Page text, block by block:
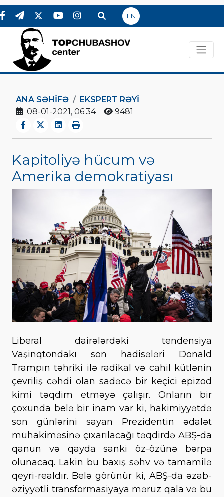
EN
ANA SƏHIFƏ
EKSPERT RƏYI
08-01-2021, 06:34
9481
Kapitoliyə hücum və
Amerika demokratiyası
Liberal dairələrdəki tendensiya
Vaşinqtondakı son hadisələri Donald
Trampın təhriki ilə radikal və cahil kütlənin
çevriliş cəhdi olan sadəcə bir keçici epizod
kimi təqdim etməyə çalışır. Onların bir
çoxunda belə bir inam var ki, hakimiyyətdə
son günlərini sayan Prezidentin ədalət
mühakiməsinə çıxarılacağı təqdirdə ABŞ-da
qanun və qayda sanki öz-özünə bərpa
olunacaq. Lakin bu baxış səhv və tamamilə
qeyri-realdır. Belə görünür ki, ABŞ-da əzab-
əziyyətli transformasiyaya məruz qala və bu